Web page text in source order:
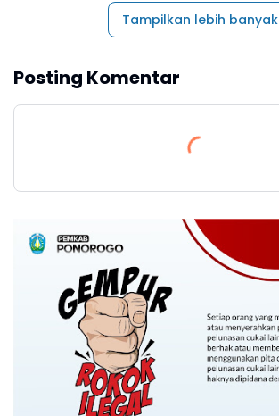
Tampilkan lebih banyak
Posting Komentar